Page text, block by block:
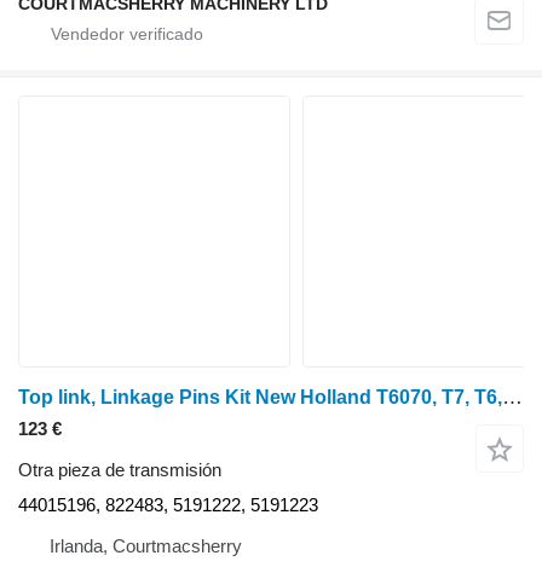
COURTMACSHERRY MACHINERY LTD
Top link, Linkage Pins Kit New Holland T6070, T7, T6, Kit de pasadores de conexión de enlace superior de caja 44015196, 822483 para New Holland T6070 tractor de ruedas
123 €
Otra pieza de transmisión
44015196, 822483, 5191222, 5191223
Irlanda, Courtmacsherry